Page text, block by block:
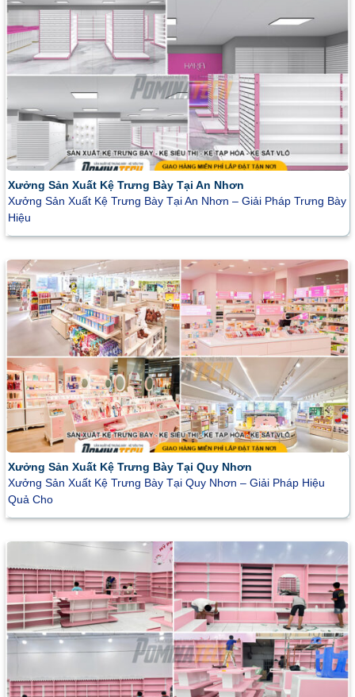
Xưởng Sản Xuất Kệ Trưng Bày Tại An Nhơn
Xưởng Sản Xuất Kệ Trưng Bày Tại An Nhơn – Giải Pháp Trưng Bày
Hiệu
Xưởng Sản Xuất Kệ Trưng Bày Tại Quy Nhơn
Xưởng Sản Xuất Kệ Trưng Bày Tại Quy Nhơn – Giải Pháp Hiệu
Quả Cho